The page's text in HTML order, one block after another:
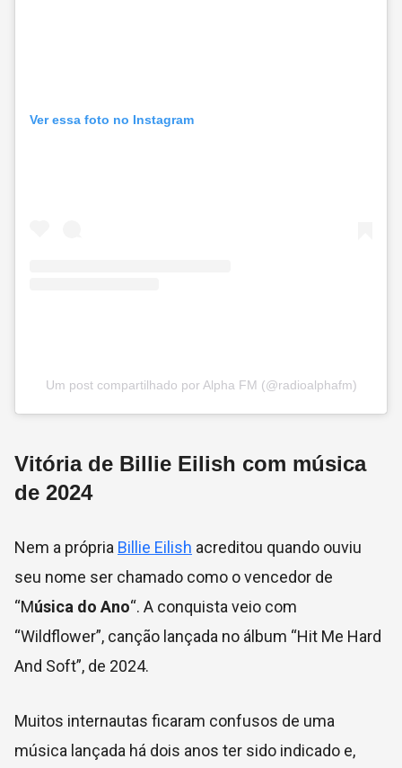
Ver essa foto no Instagram
Um post compartilhado por Alpha FM (@radioalphafm)
Vitória de Billie Eilish com música
de 2024
Nem a própria Billie Eilish acreditou quando ouviu
seu nome ser chamado como o vencedor de
“Música do Ano“. A conquista veio com
“Wildflower”, canção lançada no álbum “Hit Me Hard
And Soft”, de 2024.
Muitos internautas ficaram confusos de uma
música lançada há dois anos ter sido indicado e,